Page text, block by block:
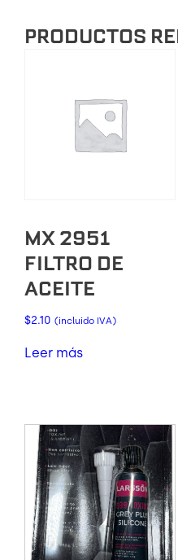
PRODUCTOS
MX 2951
FILTRO DE
ACEITE
$2.10 (incluido IVA)
Leer más